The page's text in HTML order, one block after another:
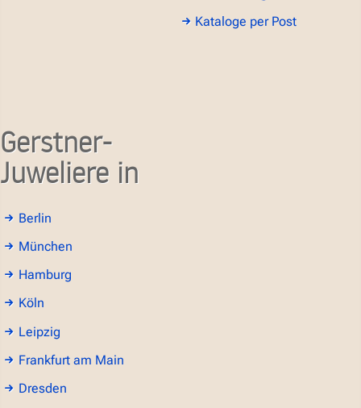
Kataloge per Post
Gerstner-
Juweliere in
Berlin
München
Hamburg
Köln
Leipzig
Frankfurt am Main
Dresden